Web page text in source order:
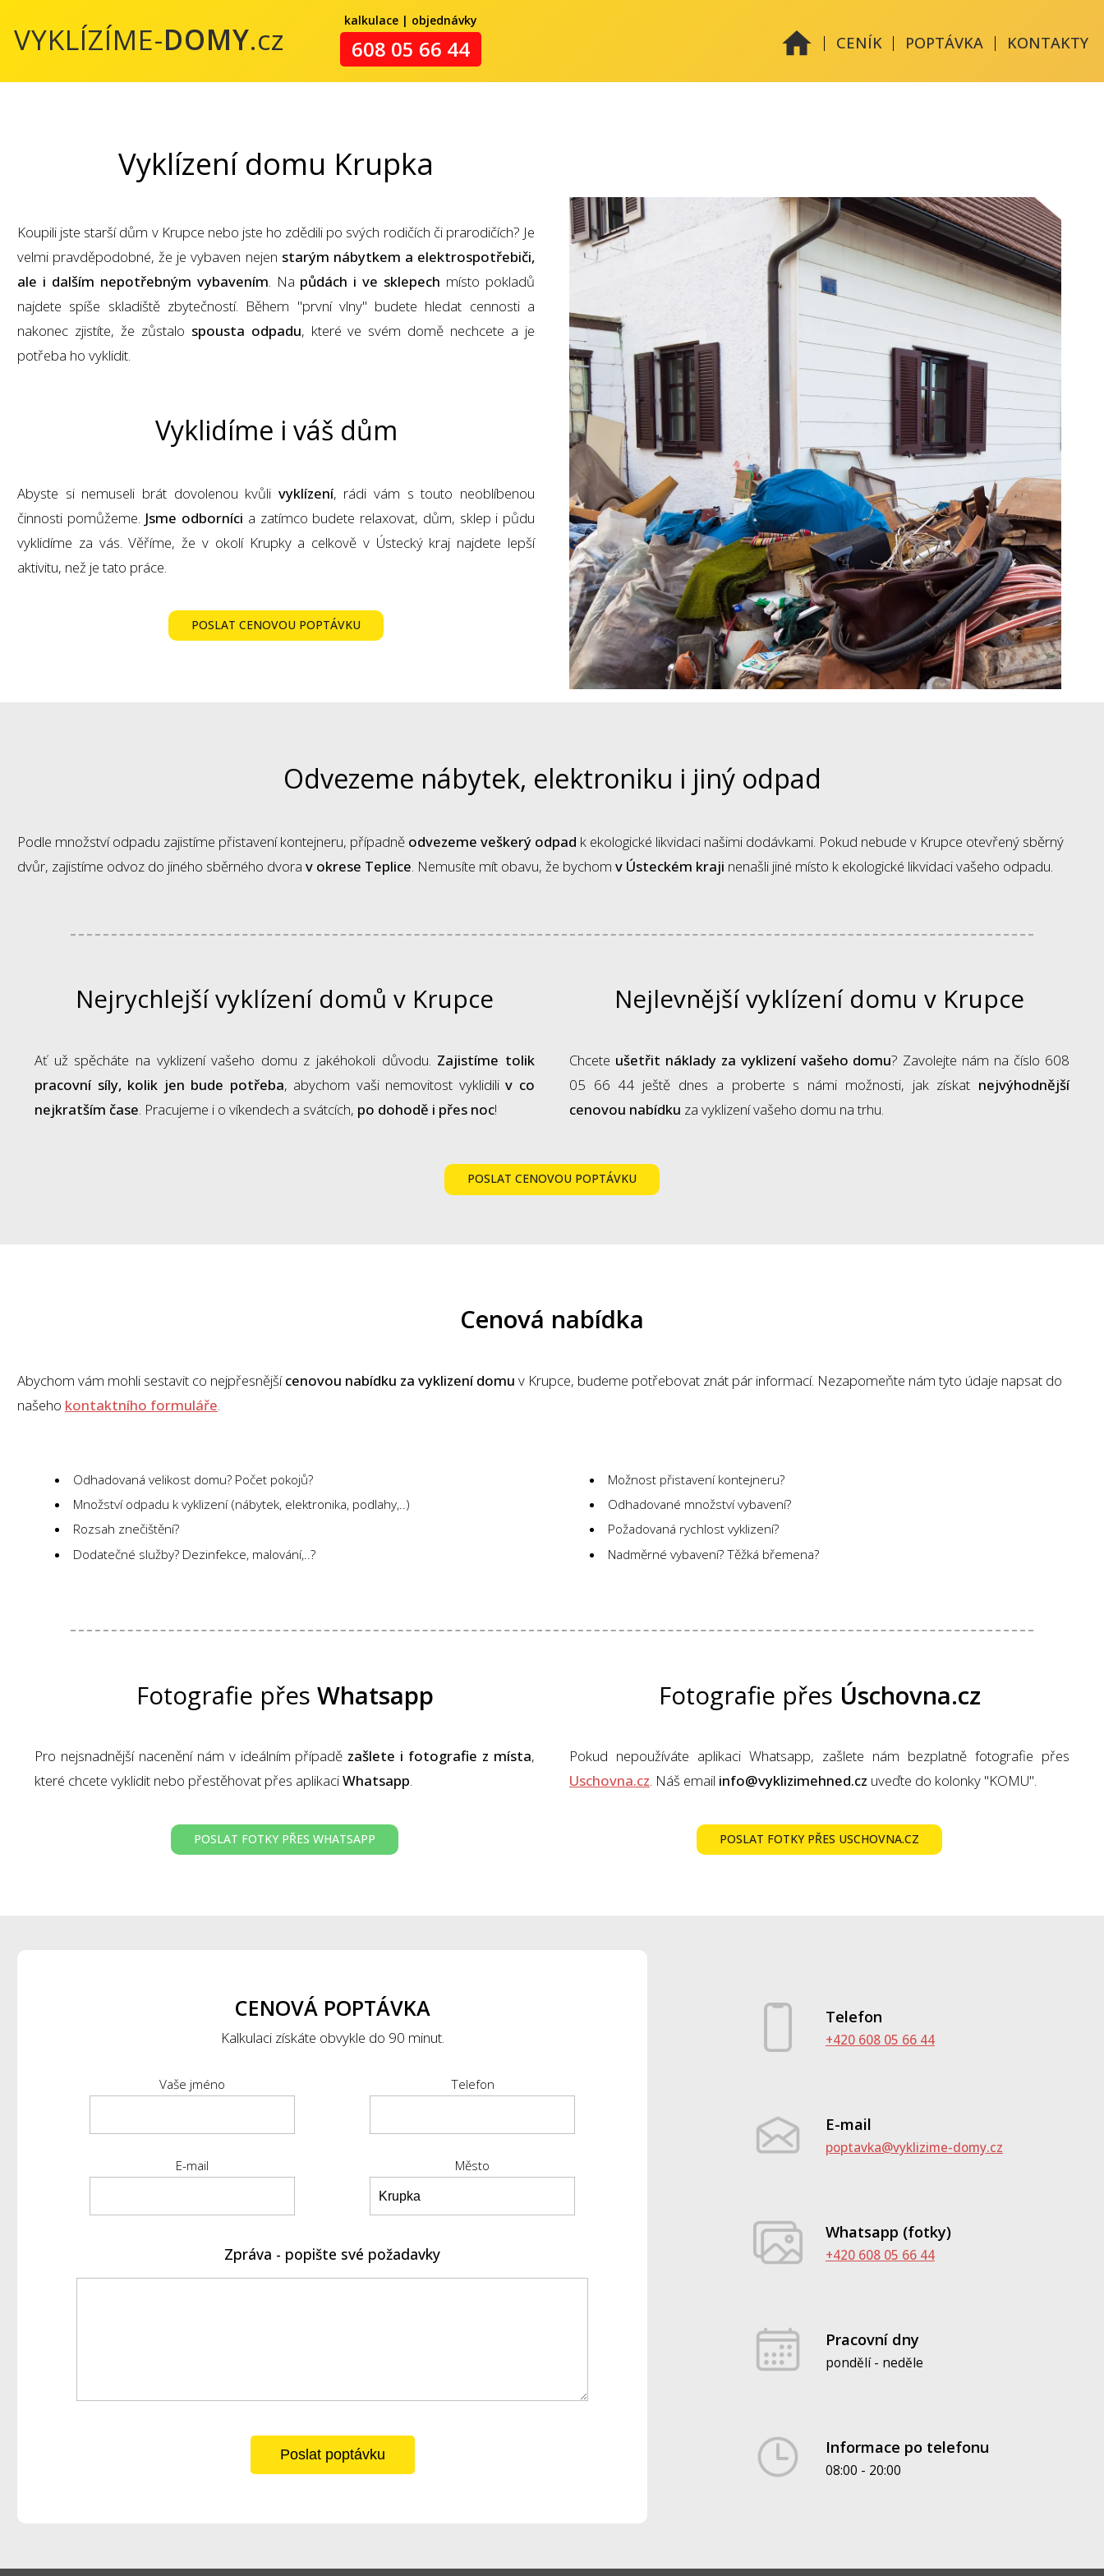
VYKLÍZÍME-DOMY.cz
kalkulace | objednávky
608 05 66 44 | CENÍK | POPTÁVKA | KONTAKTY
Vyklízení domu Krupka
Koupili jste starší dům v Krupce nebo jste ho zdědili po svých rodičích či prarodičích? Je
velmi pravděpodobné, že je vybaven nejen starým nábytkem a elektrospotřebiči,
ale i dalším nepotřebným vybavením . Na půdách i ve sklepech místo pokladů
najdete spíše skladiště zbytečností. Během "první vlny" budete hledat cennosti a
nakonec zjistíte, že zůstalo spousta odpadu, které ve svém domě nechcete a je
potřeba ho vyklidit.
Vyklidíme i váš dům
Abyste si nemuseli brát dovolenou kvůli vyklízení, rádi vám s touto neoblíbenou
činnosti pomůžeme. Jsme odborníci a zatímco budete relaxovat, dům, sklep i půdu
vyklidíme za vás. Věříme, že v okolí Krupky a celkově v Ústecký kraj najdete lepší
aktivitu, než je tato práce.
POSLAT CENOVOU POPTÁVKU
Odvezeme nábytek, elektroniku i jiný odpad
Podle množství odpadu zajistíme přistavení kontejneru, případně odvezeme veškerý odpad k ekologické likvidaci našimi dodávkami. Pokud nebude v Krupce otevřený sběrný
dvůr, zajistíme odvoz do jiného sběrného dvora v okrese Teplice. Nemusíte mít obavu, že bychom v Ústeckém kraji nenašli jiné místo k ekologické likvidaci vašeho odpadu.
Nejrychlejší vyklízení domů v Krupce
Ať už spěcháte na vyklizení vašeho domu z jakéhokoli důvodu. Zajistíme tolik
pracovní síly, kolik jen bude potřeba, abychom vaši nemovitost vyklidiliv co
nejkratším čase. Pracujeme i o víkendech a svátcích, po dohodě i přes noc!
Nejlevnější vyklízení domu v Krupce
Chcete ušetřit náklady za vyklizení vašeho domu? Zavolejte nám na číslo 608
05 66 44 ještě dnes a proberte s námi možnosti, jak získat nejvýhodnější
cenovou nabídku za vyklizení vašeho domu na trhu.
POSLAT CENOVOU POPTÁVKU
Cenová nabídka
Abychom vám mohli sestavit co nejpřesnějšícenovou nabídku za vyklizení domu v Krupce, budeme potřebovat znát pár informací. Nezapomeňte nám tyto údaje napsat do
našeho kontaktního formuláře.
Odhadovaná velikost domu? Počet pokojů?
Množství odpadu k vyklizení (nábytek, elektronika, podlahy,..)
Rozsah znečištění?
Dodatečné služby? Dezinfekce, malování,..?
Možnost přistavení kontejneru?
Odhadované množství vybavení?
Požadovaná rychlost vyklizení?
Nadměrné vybavení? Těžká břemena?
Fotografie přes Whatsapp
Pro nejsnadnější nacenění nám v ideálním případě zašlete i fotografie z místa,
které chcete vyklidit nebo přestěhovat přes aplikaciWhatsapp.
POSLAT FOTKY PŘES WHATSAPP
Fotografie přes Úschovna.cz
Pokud nepoužíváte aplikaci Whatsapp, zašlete nám bezplatně fotografie přes
Uschovna.cz. Náš email info@vyklizimehned.cz uveďte do kolonky "KOMU".
POSLAT FOTKY PŘES USCHOVNA.CZ
CENOVÁ POPTÁVKA
Kalkulaci získáte obvykle do 90 minut.
Vaše jméno Telefon
E-mail Město
Zpráva - popište své požadavky
Poslat poptávku
Telefon
+420 608 05 66 44
E-mail
poptavka@vyklizime-domy.cz
Whatsapp (fotky)
+420 608 05 66 44
Pracovní dny
pondělí - neděle
Informace po telefonu
08:00 - 20:00